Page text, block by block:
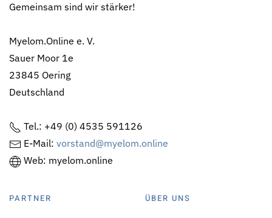
Gemeinsam sind wir stärker!
Myelom.Online e. V.
Sauer Moor 1e
23845 Oering
Deutschland
Tel.: +49 (0) 4535 591126
E-Mail: vorstand@myelom.online
Web: myelom.online
PARTNER ÜBER UNS